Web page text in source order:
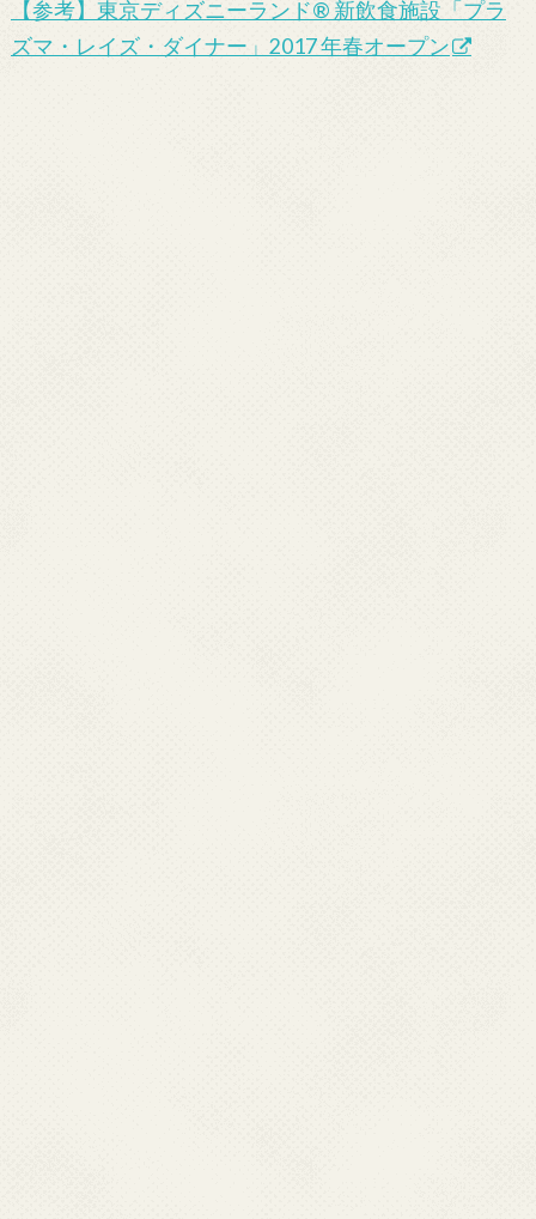
【参考】東京ディズニーランド® 新飲食施設「プラ
ズマ・レイズ・ダイナー」2017 年春オープン